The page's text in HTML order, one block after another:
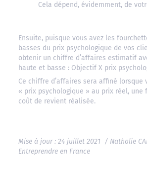
Cela dépend, évidemment, de
Ensuite, puisque vous avez les
basses du prix psychologique de vos
obtenir un chiffre d’affaires estimatif
haute et basse : Objectif X prix
Ce chiffre d’affaires sera affiné lorsque
« prix psychologique » au prix réel, une
coût de revient réalisée.
Mise à jour : 24 juillet 2021 / Nathalie
Entreprendre en France